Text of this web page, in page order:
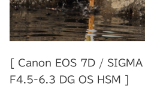
[ Canon EOS 7D /
F4.5-6.3 DG OS HSM ]